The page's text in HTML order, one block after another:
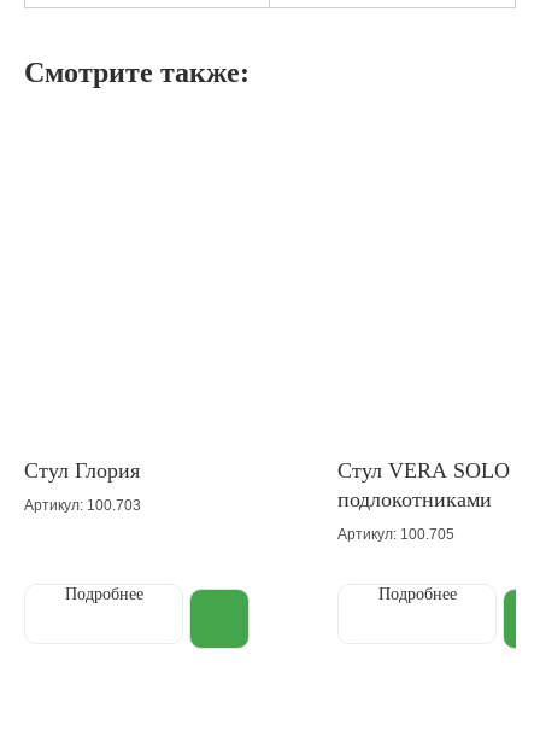
Смотрите также:
Стул Глория
Артикул: 100.703
Подробнее
Cтул VERA SOLO с
подлокотниками
Артикул: 100.705
Подробнее